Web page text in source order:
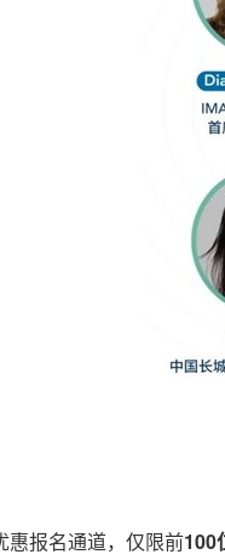
惠报名通道，仅限前100